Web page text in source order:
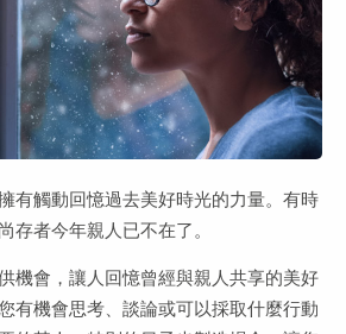
有觸動回憶過去美好時光的力量。有時
存者今年親人已不在了。
機會，讓人回憶曾經與親人共享的美好
有機會思考、談論或可以採取什麼行動